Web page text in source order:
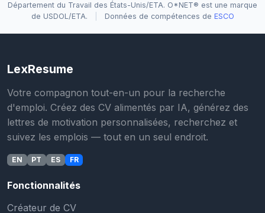
Département du Travail des États-Unis/ETA. O*NET® est une marque
de USDOL/ETA.
Données de compétences de ESCO
LexResume
Votre compagnon tout-en-un pour la recherche
d'emploi. Créez des CV alimentés par IA, générez des
lettres de motivation personnalisées, recherchez et
suivez les emplois — tout en un seul endroit.
EN PT ES FR
Fonctionnalités
Créateur de CV